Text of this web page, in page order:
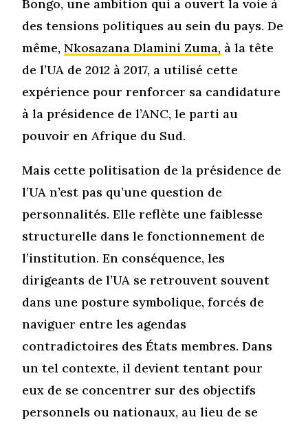
Bongo, une ambition qui a ouvert la voie à
des tensions politiques au sein du pays. De
même,Nkosazana Dlamini Zuma, à la tête
de l’UA de 2012 à 2017, a utilisé cette
expérience pour renforcer sa candidature
à la présidence de l’ANC, le parti au
pouvoir en Afrique du Sud.
Mais cette politisation de la présidence de
l’UA n’est pas qu’une question de
personnalités. Elle reflète une faiblesse
structurelle dans le fonctionnement de
l’institution. En conséquence, les
dirigeants de l’UA se retrouvent souvent
dans une posture symbolique, forcés de
naviguer entre les agendas
contradictoires des États membres. Dans
un tel contexte, il devient tentant pour
eux de se concentrer sur des objectifs
personnels ou nationaux, au lieu de se